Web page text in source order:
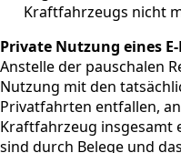
Kraftfahrzeugs nicht
Private Nutzung eines
Anstelle der pauschalen
Nutzung mit den
Privatfahrten entfallen,
Kraftfahrzeug insgesamt
sind durch Belege und